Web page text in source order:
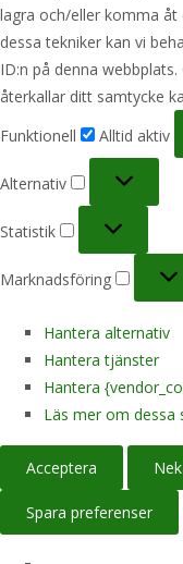
lagra och/eller komma
dessa tekniker kan vi
ID:n på denna
återkallar ditt samtycke
Funktionell
Alltid aktiv
Alternativ
Statistik
Marknadsföring
Hantera alternativ
Hantera tjänster
Hantera
Läs mer om dessa
Acceptera
Spara preferenser